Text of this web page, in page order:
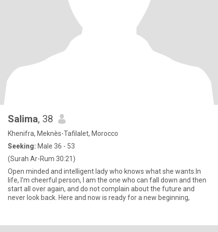
Salima, 38
Khenifra, Meknès-Tafilalet, Morocco
Seeking: Male 36 - 53
(Surah Ar-Rum 30:21)
Open minded and intelligent lady who knows what she wants.In
life, I'm cheerful person, I am the one who can fall down and then
start all over again, and do not complain about the future and
never look back. Here and now is ready for a new beginning,